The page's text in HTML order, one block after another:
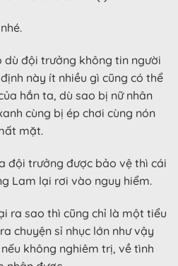
dù đội trưởng không tin người
này ít nhiều gì cũng có thể
hắn ta, dù sao bị nữ nhân
cùng bị ép chơi cùng nón
mặt.
đội trưởng được bảo vệ thì cái
Lam lại rơi vào nguy hiểm.
ra sao thì cũng chỉ là một tiểu
chuyện sỉ nhục lớn như vậy
không nghiêm trị, về tình